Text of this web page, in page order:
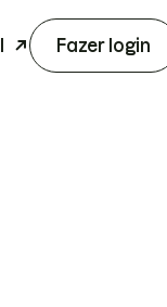
Fazer login